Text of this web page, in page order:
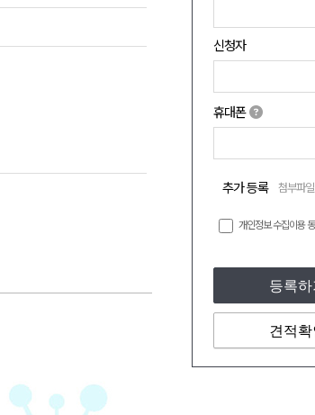
신청자
휴대폰
추가 등록 첨부파
개인정보 수집이용
등록하
견적확